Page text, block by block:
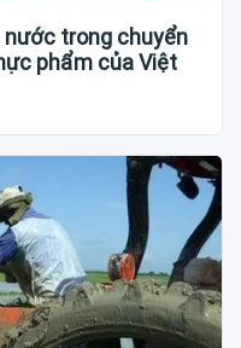
nước trong chuyển
phẩm của Việt